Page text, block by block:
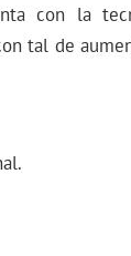
con la
tal de